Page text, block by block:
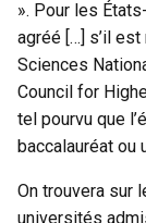
». Pour les
agréé […] s’il
Sciences
Council for
tel pourvu que
baccalauréat ou
On trouvera sur
universités